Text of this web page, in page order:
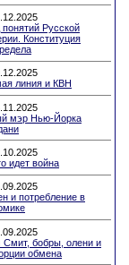
Русской
Конституция
линия и КВН
мэр Нью-Йорка
идет война
и потребление в
Смит, бобры, олени и
обмена